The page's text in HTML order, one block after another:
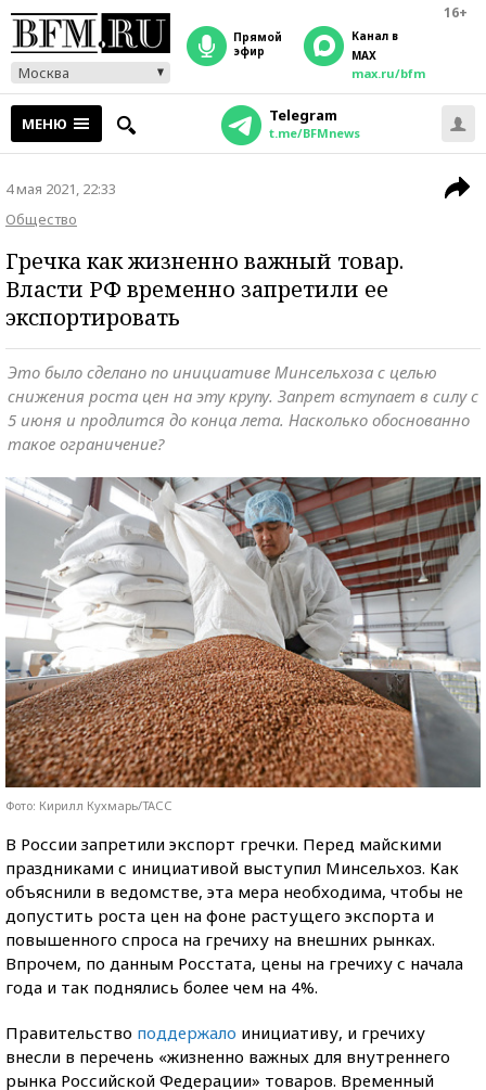
16+
Москва
прямой
эфир
Канал в
MAX
max.ru/bfm
МЕНЮ Telegram
t.me/BFMnews
4 мая 2021, 22:33
Общество
Гречка как жизненно важный товар.
Власти РФ временно запретили ее
экспортировать
Это было сделано по инициативе Минсельхоза с целью
снижения роста цен на эту крупу. Запрет вступает в силу с
5 июня и продлится до конца лета. Насколько обоснованно
такое ограничение?
Фото: Кирилл Кухмарь/ТАСС
В России запретили экспорт гречки. Перед майскими
праздниками с инициативой выступил Минсельхоз. Как
объяснили в ведомстве, эта мера необходима, чтобы не
допустить роста цен на фоне растущего экспорта и
повышенного спроса на гречиху на внешних рынках.
Впрочем, по данным Росстата, цены на гречиху с начала
года и так поднялись более чем на 4%.
Правительство поддержало инициативу, и гречиху
внесли в перечень «жизненно важных для внутреннего
рынка Российской Федерации» товаров. Временный